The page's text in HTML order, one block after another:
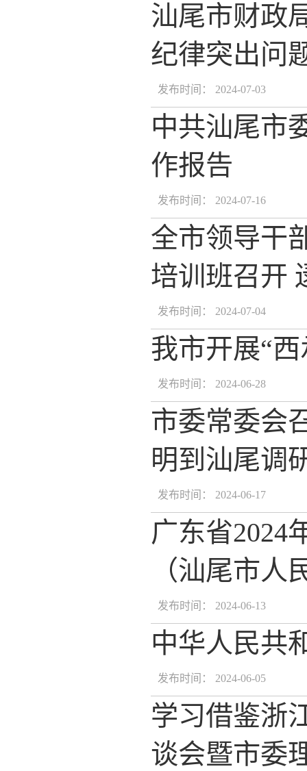
汕尾市财政
纪律突出问
发布时间： 2024-07-03
中共汕尾市
作报告
发布时间： 2024-07-16
全市领导干
培训班召开
发布时间： 2024-07-04
我市开展“
发布时间： 2024-06-28
市委常委会
明到汕尾调
发布时间： 2024-06-17
广东省2024
（汕尾市
发布时间： 2024-06-13
中华人民共
发布时间： 2024-06-05
学习借鉴浙
谈会暨市委